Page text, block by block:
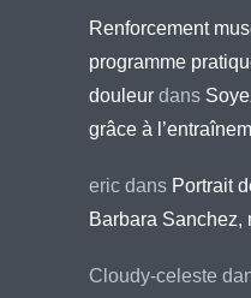
Renforcement
programme
douleur dans
grâce à
eric dans Portrait
Barbara Sanchez,
Cloudy-celeste